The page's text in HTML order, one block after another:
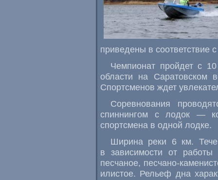
приведены в
Чемпионат пройдет с
области на Саратовском
Спортсменов ждет
Соревнования
спиннингом с лодок —
спортсмена в одной лодке.
Ширина реки 6 км.
в зависимости от
песчаное, песчано-
илистое. Рельеф дна